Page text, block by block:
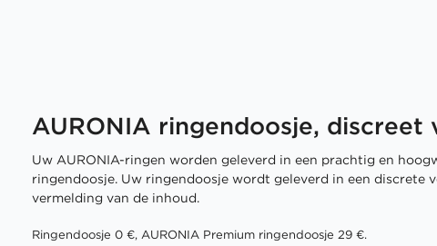
AURONIA ringendoosje, discreet
Uw AURONIA-ringen worden geleverd in een prachtig en
ringendoosje. Uw ringendoosje wordt geleverd in een discrete
vermelding van de inhoud.
Ringendoosje 0 €, AURONIA Premium ringendoosje 29 €.